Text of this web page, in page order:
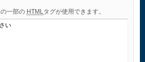
一部の HTMLタグが使用できます。